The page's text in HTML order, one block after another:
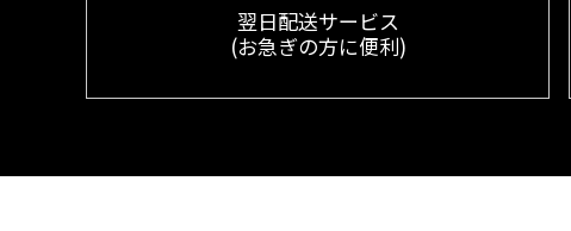
翌日配送サービス
(お急ぎの方に便利)